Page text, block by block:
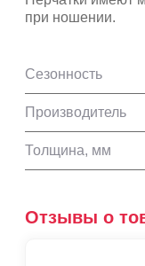
при ношении.
Сезонность
Производитель
Толщина, мм
Отзывы о